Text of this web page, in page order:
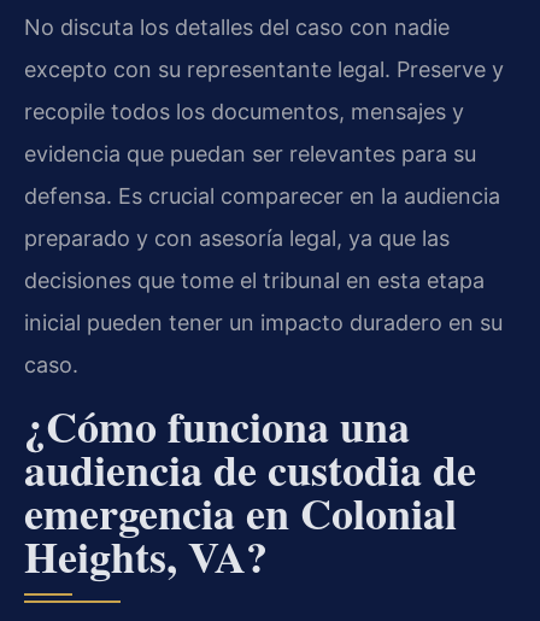
No discuta los detalles del caso con nadie
excepto con su representante legal. Preserve y
recopile todos los documentos, mensajes y
evidencia que puedan ser relevantes para su
defensa. Es crucial comparecer en la audiencia
preparado y con asesoría legal, ya que las
decisiones que tome el tribunal en esta etapa
inicial pueden tener un impacto duradero en su
caso.
¿Cómo funciona una
audiencia de custodia de
emergencia en Colonial
Heights, VA?